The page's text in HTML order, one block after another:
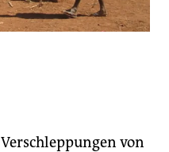
Verschleppungen von